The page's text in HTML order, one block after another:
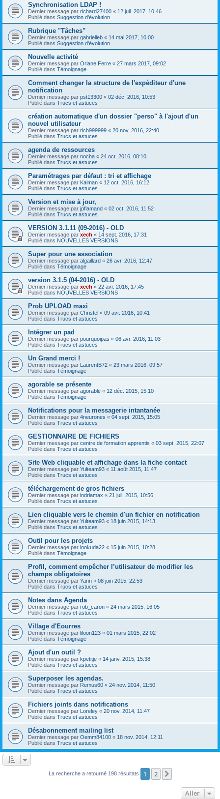
Synchronisation LDAP !
Dernier message par richard27400 « 12 juil. 2017, 10:46
Publié dans Suggestion d'évolution
Rubrique "Tâches"
Dernier message par gabrielleb « 14 mai 2017, 10:00
Publié dans Suggestion d'évolution
Nouvelle activité
Dernier message par Orlane Ferre « 27 mars 2017, 09:02
Publié dans Témoignage
Comment changer la structure de l'expéditeur d'une
notification
Dernier message par pst13300 « 02 déc. 2016, 10:53
Publié dans Trucs et astuces
création automatique d'un dossier "perso" à l'ajout d'un
nouvel utilisateur
Dernier message par rich999999 « 20 nov. 2016, 22:40
Publié dans Trucs et astuces
agenda de ressources
Dernier message par nocha « 24 oct. 2016, 08:10
Publié dans Trucs et astuces
Paramétrages par défaut : tri et affichage
Dernier message par Kalman « 12 oct. 2016, 16:12
Publié dans Trucs et astuces
Version et mise à jour,
Dernier message par jpflamand « 02 oct. 2016, 11:52
Publié dans Trucs et astuces
VERSION 3.1.11 (09-2016) - OLD
Dernier message par xech « 14 sept. 2016, 17:31
Publié dans NOUVELLES VERSIONS
Super pour une association
Dernier message par algaillard « 26 avr. 2016, 12:47
Publié dans Témoignage
version 3.1.5 (04-2016) - OLD
Dernier message par xech « 22 avr. 2016, 17:45
Publié dans NOUVELLES VERSIONS
Prob UPLOAD maxi
Dernier message par Christel « 09 avr. 2016, 10:41
Publié dans Trucs et astuces
Intégrer un pad
Dernier message par pourquoipas « 06 avr. 2016, 11:03
Publié dans Trucs et astuces
Un Grand merci !
Dernier message par LaurentB72 « 23 mars 2016, 09:57
Publié dans Témoignage
agorable se présente
Dernier message par agorable « 12 déc. 2015, 15:10
Publié dans Témoignage
Notifications pour la messagerie intantanée
Dernier message par 4neurones « 04 sept. 2015, 15:05
Publié dans Trucs et astuces
GESTIONNAIRE DE FICHIERS
Dernier message par centre de formation apprentis « 03 sept. 2015, 22:07
Publié dans Trucs et astuces
Site Web cliquable et affichage dans la fiche contact
Dernier message par Yulteam93 « 11 août 2015, 11:47
Publié dans Trucs et astuces
téléchargement de gros fichiers
Dernier message par indriamax « 21 juil. 2015, 10:56
Publié dans Trucs et astuces
Lien cliquable vers le chemin d'un fichier en notification
Dernier message par Yulteam93 « 18 juin 2015, 14:13
Publié dans Trucs et astuces
Outil pour les projets
Dernier message par inokuda22 « 15 juin 2015, 10:28
Publié dans Témoignage
Profil, comment empêcher l’utilisateur de modifier les
champs obligatoires
Dernier message par Yann « 08 juin 2015, 22:53
Publié dans Trucs et astuces
Notes dans Agenda
Dernier message par rob_caron « 24 mars 2015, 16:05
Publié dans Trucs et astuces
Village d'Eourres
Dernier message par liloon123 « 01 mars 2015, 22:02
Publié dans Témoignage
Ajout d'un outil ?
Dernier message par kpetitje « 14 janv. 2015, 15:38
Publié dans Trucs et astuces
Superposer les agendas.
Dernier message par Remus60 « 24 nov. 2014, 11:50
Publié dans Trucs et astuces
Fichiers joints dans notifications
Dernier message par Loreley « 20 nov. 2014, 11:47
Publié dans Trucs et astuces
Désabonnement mailing list
Dernier message par Oemm84100 « 18 nov. 2014, 12:11
Publié dans Trucs et astuces
La recherche a retourné 198 résultats 1 2
Aller